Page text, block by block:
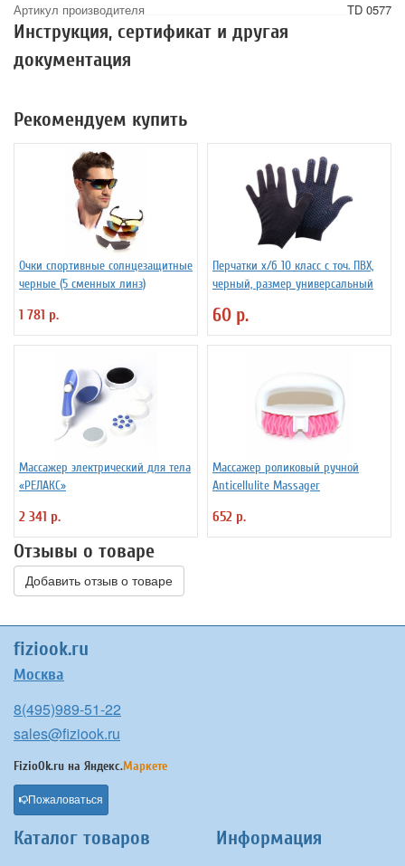
Артикул производителя
TD 0577
Инструкция, сертификат и другая
документация
Рекомендуем купить
Очки спортивные солнцезащитные
черные (5 сменных линз)
1 781 р.
Перчатки х/б 10 класс с точ. ПВХ,
черный, размер универсальный
60 р.
Массажер электрический для тела
«РЕЛАКС»
2 341 р.
Массажер роликовый ручной
Anticellulite Massager
652 р.
Отзывы о товаре
Добавить отзыв о товаре
fiziook.ru
Москва
8(495)989-51-22
sales@fiziook.ru
FizioOk.ru на Яндекс.Маркете
Пожаловаться
Каталог товаров Информация